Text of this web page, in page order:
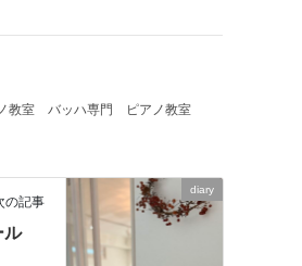
教室 バッハ専門 ピアノ教室
diary
の記事
ル